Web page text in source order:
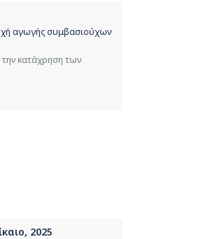
αγωγής συμβασιούχων
κατάχρηση των
2025